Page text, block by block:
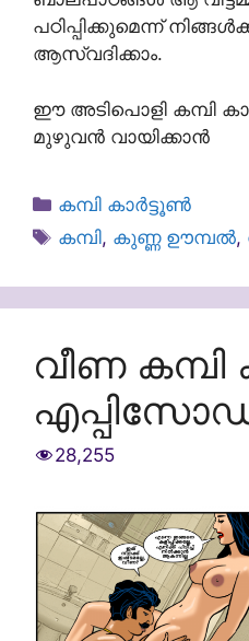
പഠിപ്പിക്കുമെന്ന്
ആസ്വദിക്കാം.
ഈ അടിപൊളി കമ്പി
മുഴുവൻ വായിക്കാൻ
Categories
കമ്പി കാർട്ടൂൺ
Tags
കമ്പി, കുണ്ണ ഊമ്പൽ,
വീണ കമ്പി
28,255